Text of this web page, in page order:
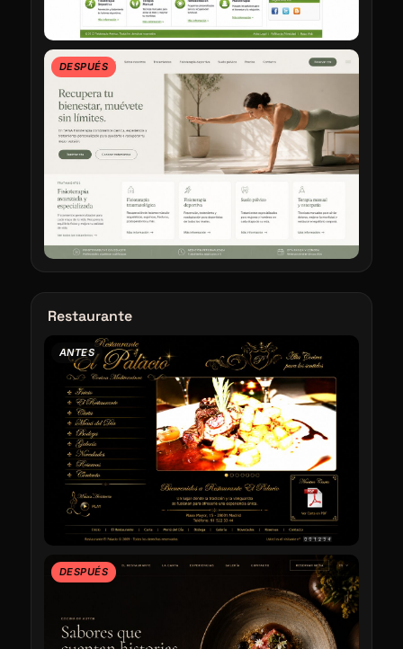
DESPUÉS
Restaurante
ANTES
DESPUÉS